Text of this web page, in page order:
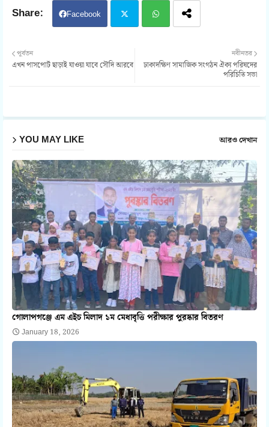
Facebook
ter atsa
নবীনতর
ঢাকাদক্ষিণ সামাজিক সংগঠন ঐক্য পরিষদের
পরিচিতি সভা
পূর্বতন
এখন পাসপোর্ট ছাড়াই যাওয়া যাবে সৌদি আরবে
YOU MAY LIKE আরও দেখান
গোলাপগঞ্জে এম এইচ মিলাদ ১ম মেধাবৃত্তি পরীক্ষার পুরষ্কার বিতরণ
January 18, 2026